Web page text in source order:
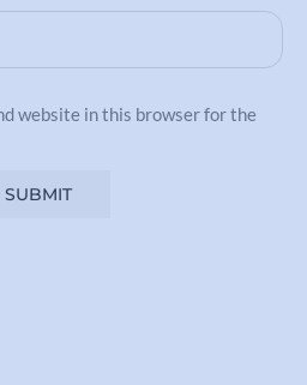
website in this browser for the